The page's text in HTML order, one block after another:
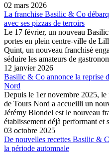
02 mars 2026
La franchise Basilic & Co
avec ses pizzas de terroirs
Le 17 février, un nouveau
portes en plein centre-ville de
Quint, un nouveau franchisé
séduire les amateurs de
12 janvier 2026
Basilic & Co annonce la reprise
Nord
Depuis le 1er novembre 2025,
de Tours Nord a accueilli un
Jérémy Blondel est le nouveau
établissement déjà performant et
03 octobre 2025
De nouvelles recettes Basilic &
la période automnale